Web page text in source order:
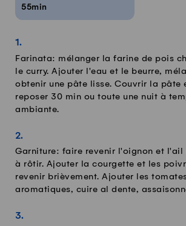
55min
Farinata: mélanger la farine de pois
le curry. Ajouter l'eau et le beurre,
obtenir une pâte lisse. Couvrir la pâte
reposer 30 min ou toute une nuit à
ambiante.
Garniture: faire revenir l'oignon et l'ail
à rôtir. Ajouter la courgette et les
revenir brièvement. Ajouter les
aromatiques, cuire al dente,